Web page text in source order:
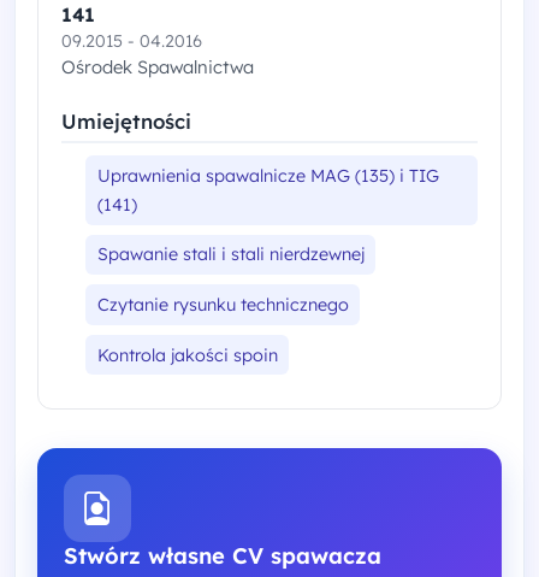
141
09.2015 - 04.2016
Ośrodek Spawalnictwa
Umiejętności
Uprawnienia spawalnicze MAG (135) i TIG
(141)
Spawanie stali i stali nierdzewnej
Czytanie rysunku technicznego
Kontrola jakości spoin
Stwórz własne CV spawacza